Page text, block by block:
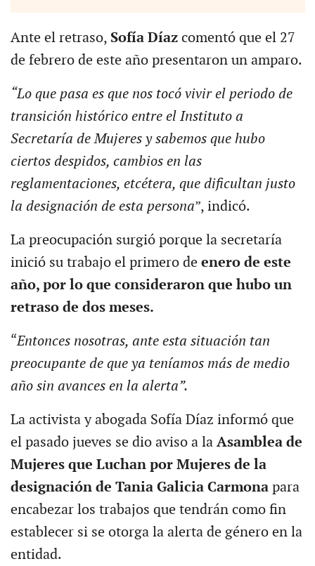
Ante el retraso, Sofía Díazcomentó que el 27
de febrero de este año presentaron un amparo.
“Lo que pasa es que nos tocó vivir el periodo de
transición histórico entre el Instituto a
Secretaría de Mujeres y sabemos que hubo
ciertos despidos, cambios en las
reglamentaciones, etcétera, que dificultan justo
la designación de esta persona”, indicó.
La preocupación surgió porque la secretaría
inició su trabajo el primero de enero de este
año, por lo que consideraron que hubo un
retraso de dos meses.
“Entonces nosotras, ante esta situación tan
preocupante de que ya teníamos más de medio
año sin avances en la alerta”.
La activista y abogada Sofía Díaz informó que
el pasado jueves se dio aviso a la Asamblea de
Mujeres que Luchan por Mujeres de la
designación de Tania Galicia Carmonapara
encabezar los trabajos que tendrán como fin
establecer si se otorga la alerta de género en la
entidad.